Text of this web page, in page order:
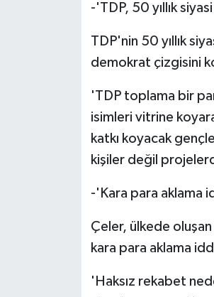
-'TDP, 50 yıllık
TDP'nin 50 yıllık
demokrat çizgisini
'TDP toplama bir
isimleri vitrine
katkı koyacak
kişiler değil
-'Kara para aklama
Çeler, ülkede oluşan
kara para aklama
'Haksız rekabet